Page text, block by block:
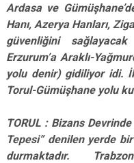
Ardasa ve
Hanı, Azerya Hanları,
güvenliğini
Erzurum’a Araklı-
yolu denir) gidiliyor idi.
Torul-Gümüşhane yolu
TORUL : Bizans Devrinde
Tepesi” denilen yerde
durmaktadır.